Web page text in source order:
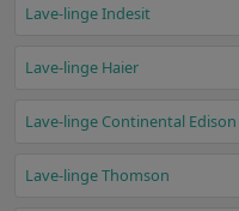
Lave-linge Indesit
Lave-linge Haier
Lave-linge Continental Edison
Lave-linge Thomson